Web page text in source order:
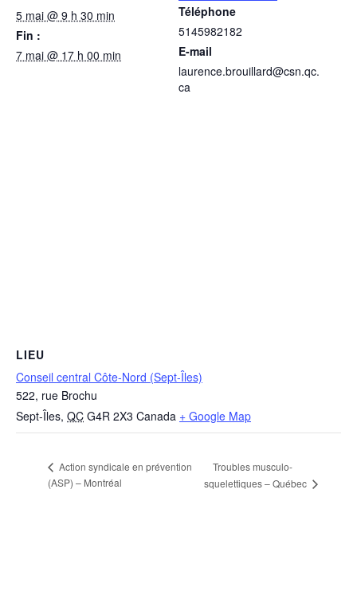
5 mai @ 9 h 30 min
Fin :
7 mai @ 17 h 00 min
Téléphone
5145982182
E-mail
laurence.brouillard@csn.qc.
ca
LIEU
Conseil central Côte-Nord (Sept-Îles)
522, rue Brochu
Sept-Îles, QC G4R 2X3 Canada + Google Map
Action syndicale en prévention
(ASP) – Montréal
Troubles musculo-
squelettiques – Québec